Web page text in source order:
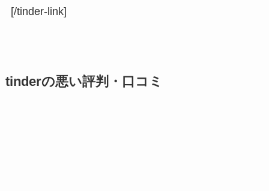
[/tinder-link]
tinderの悪い評判・口コミ